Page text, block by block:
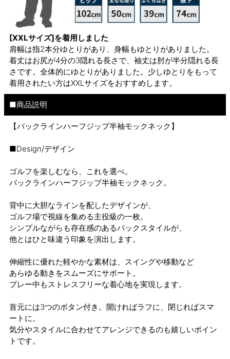
[XXLサイズ]を着用しました
肩幅は指2本分ゆとりがあり、身幅もゆとりがありました。
着丈はお尻が4分の3隠れる長さで、袖丈は肘が半分隠れる長
さです。全体的にゆとりがありました。少しゆとりをもって
着用されたい方はXXLサイズをおすすめします。
■商品説明
【バックラインハーフジップ半袖モックネック】
■Design/デザイン
ゴルフを楽しむなら、これを選べ。
バックラインハーフジップ半袖モックネック。
背中に大胆なラインを配したデザインが、
ゴルフ場で視線を集める主役級の一枚。
シンプルながらも存在感のあるバックスタイルが、
他とはひと味違う印象を演出します。
伸縮性に優れた軽やかな素材は、スイングや移動など
あらゆる動きをスムーズにサポート。
プレー中もストレスフリーな着心地を実現します。
首元には3つのボタン付き。開ければラフに、閉じればスマ
ートに。
気分やスタイルに合わせてアレンジできるのも嬉しいポイン
トです。